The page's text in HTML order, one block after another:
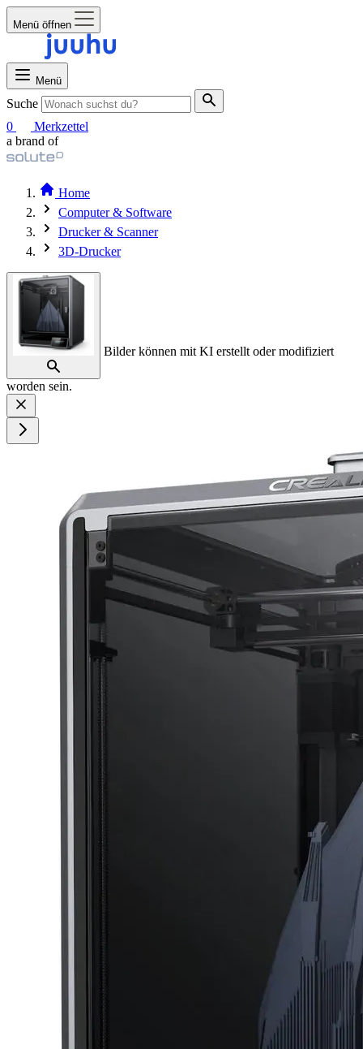
Menü öffnen
Menü
Suche
0
Merkzettel
a brand of
Home
Computer & Software
Drucker & Scanner
3D-Drucker
Bilder können mit KI erstellt oder modifiziert
worden sein.